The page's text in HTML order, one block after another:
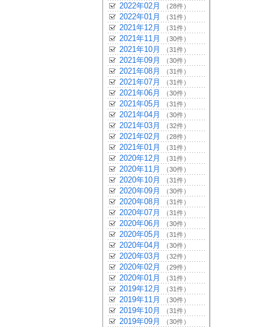
2022年02月 （28件）
2022年01月 （31件）
2021年12月 （31件）
2021年11月 （30件）
2021年10月 （31件）
2021年09月 （30件）
2021年08月 （31件）
2021年07月 （31件）
2021年06月 （30件）
2021年05月 （31件）
2021年04月 （30件）
2021年03月 （32件）
2021年02月 （28件）
2021年01月 （31件）
2020年12月 （31件）
2020年11月 （30件）
2020年10月 （31件）
2020年09月 （30件）
2020年08月 （31件）
2020年07月 （31件）
2020年06月 （30件）
2020年05月 （31件）
2020年04月 （30件）
2020年03月 （32件）
2020年02月 （29件）
2020年01月 （31件）
2019年12月 （31件）
2019年11月 （30件）
2019年10月 （31件）
2019年09月 （30件）